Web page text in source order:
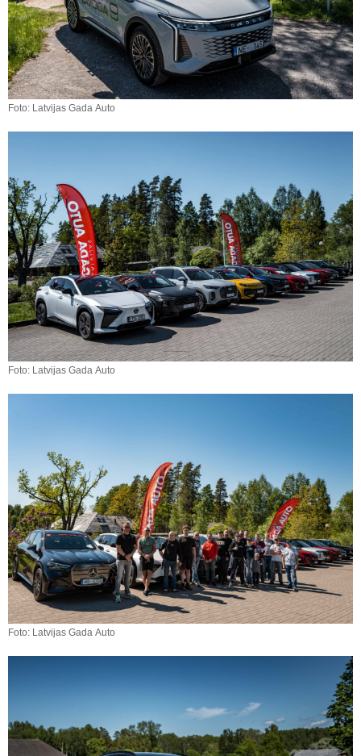
Foto: Latvijas Gada Auto
Foto: Latvijas Gada Auto
Foto: Latvijas Gada Auto